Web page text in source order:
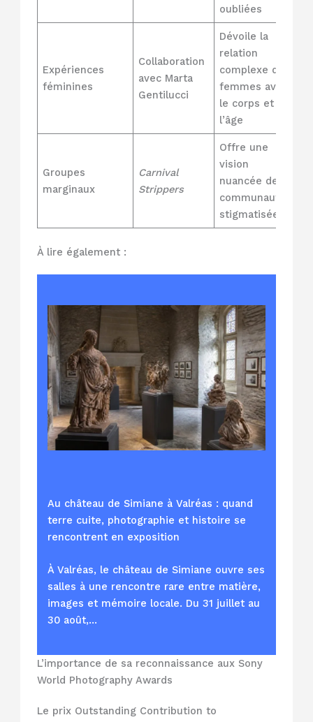
oubliées
Expériences
féminines
Collaboration
avec Marta
Gentilucci
Dévoile la
relation
complexe des
femmes avec
le corps et
l’âge
Groupes
marginaux
Carnival
Strippers
Offre une
vision
nuancée de
communautés
stigmatisées
À lire également :
Au château de Simiane à Valréas : quand
terre cuite, photographie et histoire se
rencontrent en exposition
À Valréas, le château de Simiane ouvre ses
salles à une rencontre rare entre matière,
images et mémoire locale. Du 31 juillet au
30 août,…
L’importance de sa reconnaissance aux Sony
World Photography Awards
Le prix Outstanding Contribution to